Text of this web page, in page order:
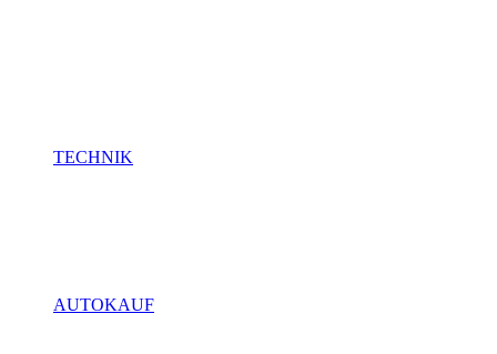
TECHNIK
AUTOKAUF